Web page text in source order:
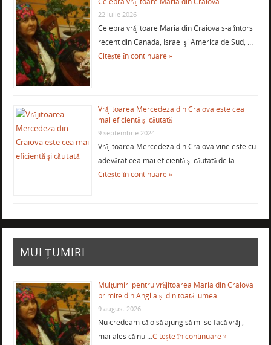
22 iulie 2026
Celebra vrăjitoare Maria din Craiova s-a întors
recent din Canada, Israel şi America de Sud, …
Citește în continuare »
Vrăjitoarea Mercedeza din Craiova este cea
mai eficientă şi căutată
9 septembrie 2024
Vrăjitoarea Mercedeza din Craiova vine este cu
adevărat cea mai eficientă şi căutată de la …
Citește în continuare »
MULȚUMIRI
Mulţumiri pentru vrăjitoarea Maria din Craiova
primite din Anglia și din toată lumea
9 august 2026
Nu credeam că o să ajung să mi se facă vrăji,
mai ales că nu …Citește în continuare »